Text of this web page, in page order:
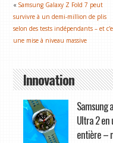
«Samsung Galaxy Z Fold 7 peut
survivre à un demi-million de plis
selon des tests indépendants – et
une mise à niveau massive
Innovation
Samsung
Ultra 2
entière –